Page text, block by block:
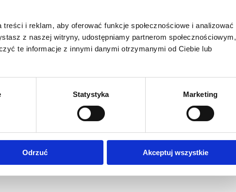
i reklam, aby oferować funkcje społecznościowe i analizować
z naszej witryny, udostępniamy partnerom społecznościowym,
te informacje z innymi danymi otrzymanymi od Ciebie lub
Statystyka Marketing
Odrzuć Akceptuj wszystkie